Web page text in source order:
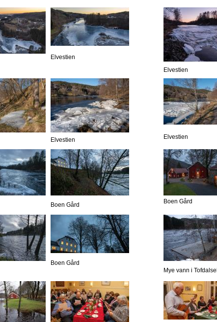
Elvestien
Elvestien
Elvestien Elvestien
Boen Gård Boen Gård
Boen Gård
Mye vann i